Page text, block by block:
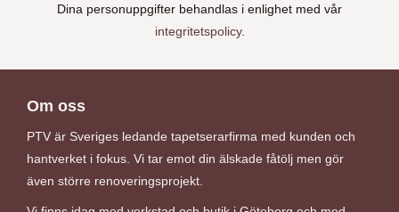
Dina personuppgifter behandlas i enlighet med vår
integritetspolicy.
Om oss
PTV är Sveriges ledande tapetserarfirma med kunden och
hantverket i fokus. Vi tar emot din älskade fåtölj men gör
även större renoveringsprojekt.